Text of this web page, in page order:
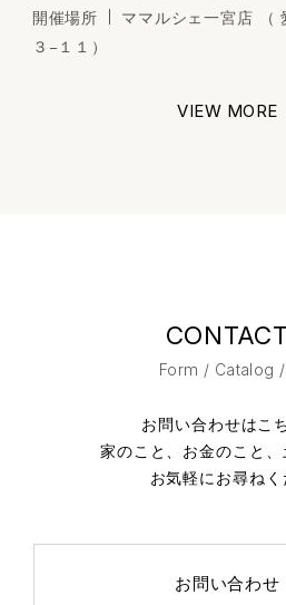
開催場所
ママルシェ一宮店 （
３−１１）
VIEW MORE
Form / Catalog
お問い合わせはこ
家のこと、お金のこと
お気軽にお尋ねく
お問い合わせ